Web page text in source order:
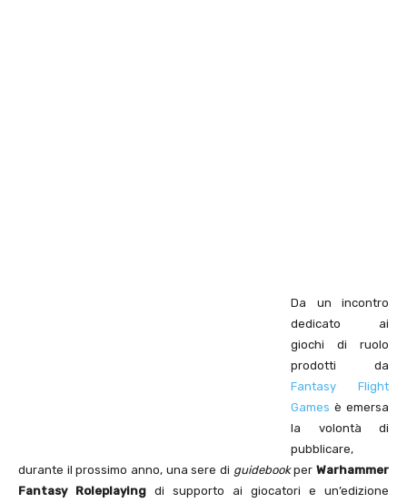
Da un incontro
dedicato ai
giochi di ruolo
prodotti da
Fantasy Flight
Games è emersa
la volontà di
pubblicare,
durante il prossimo anno, una sere di guidebookperWarhammer
Fantasy Roleplaying di supporto ai giocatori e un’edizione